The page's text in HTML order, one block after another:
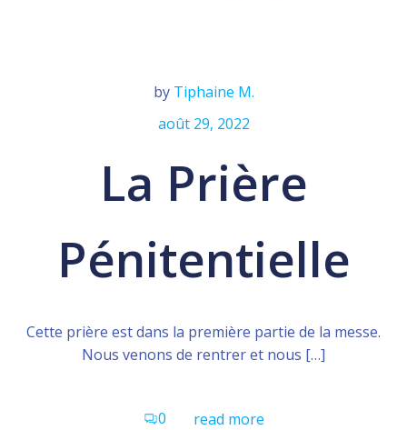
by Tiphaine M.
août 29, 2022
La Prière
Pénitentielle
Cette prière est dans la première partie de la messe.
Nous venons de rentrer et nous […]
0 read more